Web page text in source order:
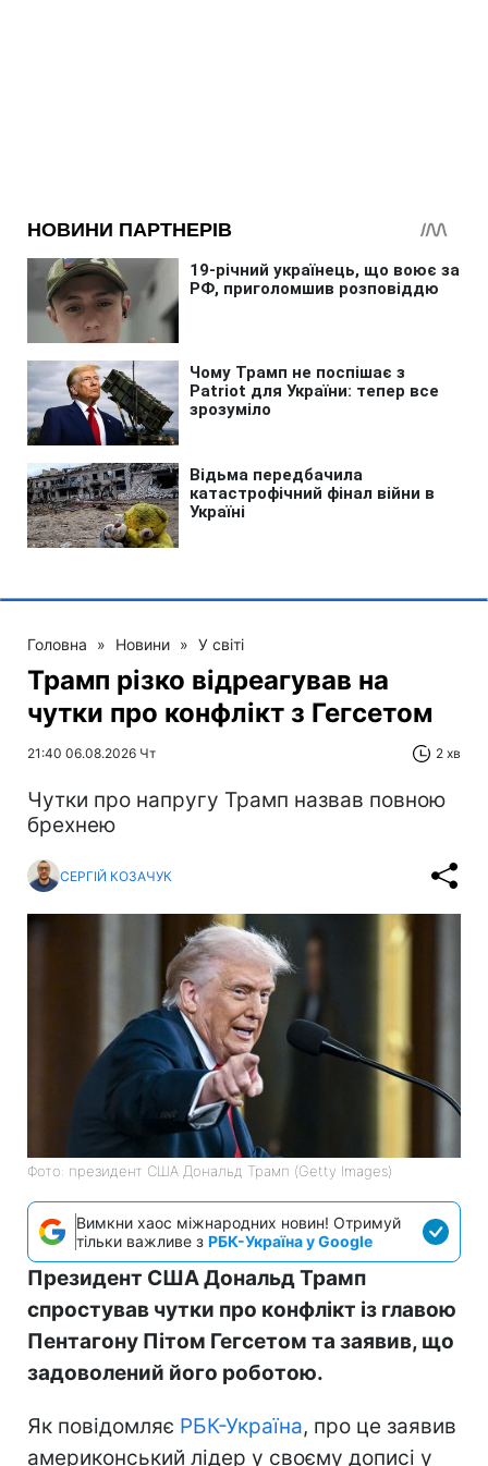
Головна » Новини » У світі
Трамп різко відреагував на
чутки про конфлікт з Гегсетом
21:40 06.08.2026 Чт 2 хв
Чутки про напругу Трамп назвав повною
брехнею
СЕРГІЙ КОЗАЧУК
Фото: президент США Дональд Трамп (Getty Images)
Вимкни хаос міжнародних новин! Отримуй
тільки важливе з РБК-Україна у Google
Президент США Дональд Трамп
спростував чутки про конфлікт із главою
Пентагону Пітом Гегсетом та заявив, що
задоволений його роботою.
Як повідомляє РБК-Україна, про це заявив
америконський лідер у своєму дописі у